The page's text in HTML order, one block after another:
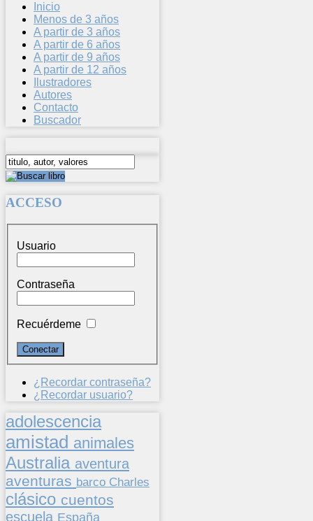
Inicio
Menos de 3 años
A partir de 3 años
A partir de 6 años
A partir de 9 años
A partir de 12 años
Ilustradores
Autores
Contacto
Buscador
ACCESO
Usuario
Contraseña
Recuérdeme
¿Recordar contraseña?
¿Recordar usuario?
adolescencia
amistad animales
Australia aventura
aventuras barco Charles
clásico cuentos
escuela España